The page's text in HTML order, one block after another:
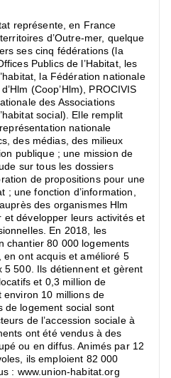
représente, en France
d’Outre-mer, quelque
ses cinq fédérations (la
Publics de l’Habitat, les
la Fédération nationale
(Coop’Hlm), PROCIVIS
des Associations
social). Elle remplit
nationale
des médias, des milieux
publique ; une mission de
sur tous les dossiers
de propositions pour une
; une fonction d’information,
des organismes Hlm
et développer leurs activités et
En 2018, les
chantier 80 000 logements
ont acquis et amélioré 5
5 500. Ils détiennent et gèrent
et 0,3 million de
environ 10 millions de
de logement social sont
de l’accession sociale à
ont été vendus à des
ou en diffus. Animés par 12
ils emploient 82 000
: www.union-habitat.org